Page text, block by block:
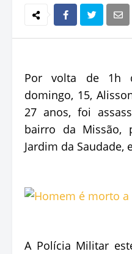
Por volta de 1h
domingo, 15,
27 anos, foi
bairro da Missão,
Jardim da Saudade,
A Polícia Militar